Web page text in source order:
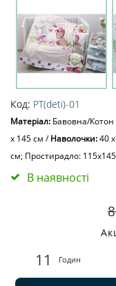
Код: PT(deti)-01
Матеріал: Бавовна/Котон
x 145 см /Наволочки:40
см; Простирадло:
В наявності
11 Годин